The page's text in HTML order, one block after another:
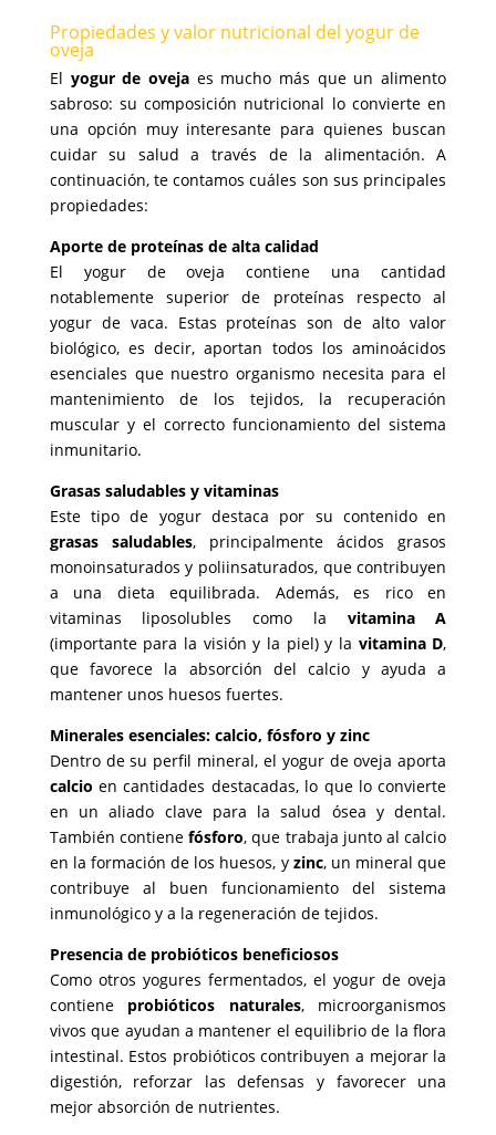
Propiedades y valor nutricional del yogur de
oveja
El yogur de ovejaes mucho más que un alimento
sabroso: su composición nutricional lo convierte en
una opción muy interesante para quienes buscan
cuidar su salud a través de la alimentación. A
continuación, te contamos cuáles son sus principales
propiedades:
Aporte de proteínas de alta calidad
El yogur de oveja contiene una cantidad
notablemente superior de proteínas respecto al
yogur de vaca. Estas proteínas son de alto valor
biológico, es decir, aportan todos los aminoácidos
esenciales que nuestro organismo necesita para el
mantenimiento de los tejidos, la recuperación
muscular y el correcto funcionamiento del sistema
inmunitario.
Grasas saludables y vitaminas
Este tipo de yogur destaca por su contenido en
grasas saludables, principalmente ácidos grasos
monoinsaturados y poliinsaturados, que contribuyen
a una dieta equilibrada. Además, es rico en
vitaminas liposolubles como la vitamina A
(importante para la visión y la piel) y la vitamina D,
que favorece la absorción del calcio y ayuda a
mantener unos huesos fuertes.
Minerales esenciales: calcio, fósforo y zinc
Dentro de su perfil mineral, el yogur de oveja aporta
calcio en cantidades destacadas, lo que lo convierte
en un aliado clave para la salud ósea y dental.
También contienefósforo, que trabaja junto al calcio
en la formación de los huesos, y zinc, un mineral que
contribuye al buen funcionamiento del sistema
inmunológico y a la regeneración de tejidos.
Presencia de probióticos beneficiosos
Como otros yogures fermentados, el yogur de oveja
contiene probióticos naturales, microorganismos
vivos que ayudan a mantener el equilibrio de la flora
intestinal. Estos probióticos contribuyen a mejorar la
digestión, reforzar las defensas y favorecer una
mejor absorción de nutrientes.